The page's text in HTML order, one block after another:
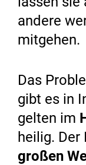
andere
mitgehen.
Das
gibt es in
gelten im
heilig. Der
großen